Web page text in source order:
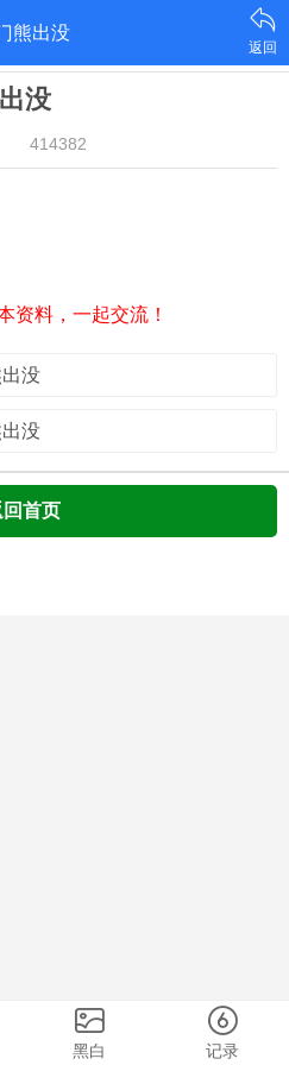
熊出没
返回
没
414382
资料，一起交流！
没
没
回首页
黑白 记录